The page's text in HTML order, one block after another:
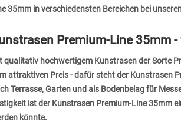
35mm in verschiedensten Bereichen bei
Premium-Line 35mm
qualitativ hochwertigem Kunstrasen der Sorte
attraktiven Preis - dafür steht der Kunstrasen
Terrasse, Garten und als Bodenbelag für
ist der Kunstrasen Premium-Line 35mm
könnte.